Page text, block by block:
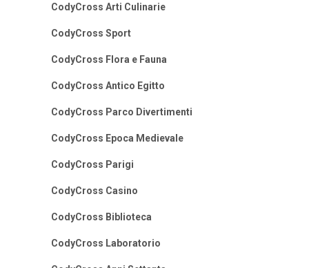
CodyCross Arti Culinarie
CodyCross Sport
CodyCross Flora e Fauna
CodyCross Antico Egitto
CodyCross Parco Divertimenti
CodyCross Epoca Medievale
CodyCross Parigi
CodyCross Casino
CodyCross Biblioteca
CodyCross Laboratorio